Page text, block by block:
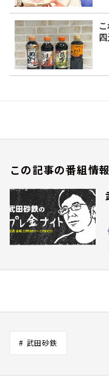
この記事の番組情報
# 武田砂鉄